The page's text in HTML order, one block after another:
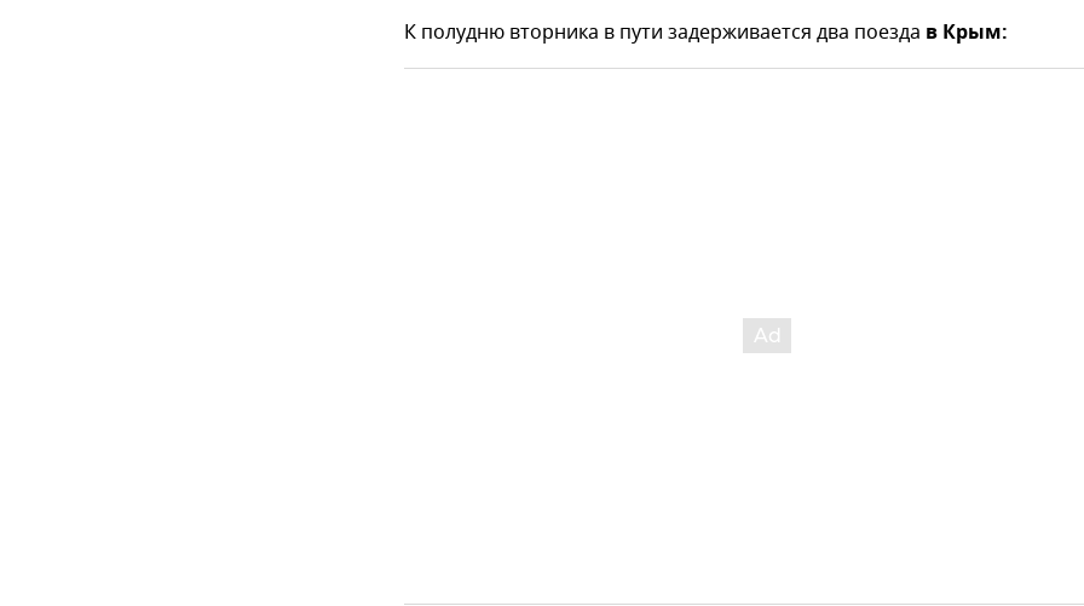
К полудню вторника в пути задерживается два поезда в Крым: